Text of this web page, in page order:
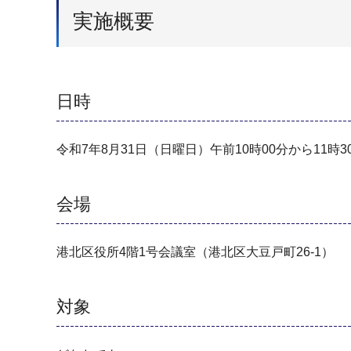
実施概要
日時
令和7年8月31日（日曜日）午前10時00分から11時
会場
港北区役所4階1号会議室（港北区大豆戸町26-1）
対象